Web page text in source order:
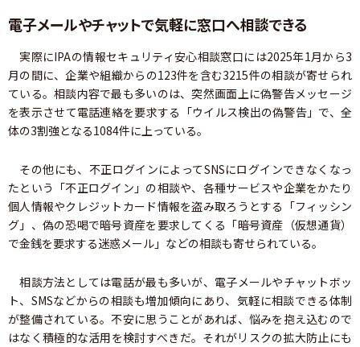
電子メールやチャットで気軽に窓口へ相談できる
実際にIPAの情報セキュリティ安心相談窓口には2025年1月から3
月の間に、企業や組織からの123件を含む3215件の相談が寄せられ
ている。相談内容で最も多いのは、突然画面上に偽警告メッセージ
を表示させて電話連絡を要求する「ウイルス検出の偽警告」で、全
体の3割強となる1084件に上っている。
その他にも、不正ログインによってSNSにログインできなくなっ
たという「不正ログイン」の相談や、各種サービスや企業をかたり
個人情報やクレジットカード情報を盗み取ろうとする「フィッシン
グ」、偽の恐喝で暗号資産を要求してくる「暗号資産（仮想通貨）
で金銭を要求する迷惑メール」などの相談も寄せられている。
相談方法としては電話が最も多いが、電子メールやチャットボッ
ト、SMSなどからの相談も増加傾向にあり、気軽に相談できる体制
が整備されている。不安に思うことがあれば、悩みを抱え込むので
はなく積極的な活用を検討すべきだ。それがリスクの拡大防止にも